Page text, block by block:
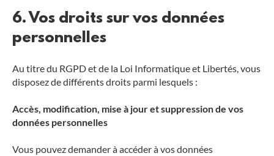
6. Vos droits sur vos données
personnelles
Au titre du RGPD et de la Loi Informatique et Libertés, vous
disposez de différents droits parmi lesquels :
Accès, modification, mise à jour et suppression de vos
données personnelles
Vous pouvez demander à accéder à vos données